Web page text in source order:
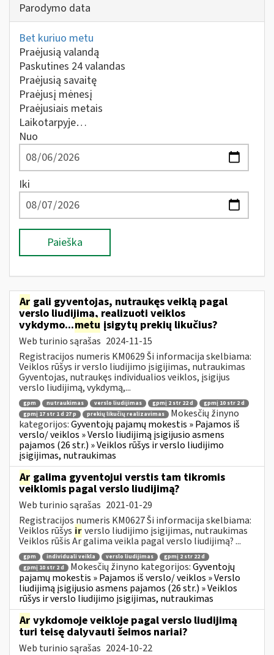
Parodymo data
Bet kuriuo metu
Praėjusią valandą
Paskutines 24 valandas
Praėjusią savaitę
Praėjusį mėnesį
Praėjusiais metais
Laikotarpyje…
Nuo
Iki
Paieška
Ar gali gyventojas, nutraukęs veiklą pagal
verslo liudijimą, realizuoti veiklos
vykdymo...metu įsigytų prekių likučius?
Web turinio sąrašas 2024-11-15
Registracijos numeris KM0629 Ši informacija skelbiama:
Veiklos rūšys ir verslo liudijimo įsigijimas, nutraukimas
Gyventojas, nutraukęs individualios veiklos, įsigijus
verslo liudijimą, vykdymą,...
gpm nutraukimas verslo liudijimas gpmį 2 str 22 d
gpmį 10 str 2 d
gpmį 17 str 1 d 27 p
prekių likučių realizavimas
Mokesčių žinyno
kategorijos:Gyventojų pajamų mokestis » Pajamos iš
verslo/ veiklos » Verslo liudijimą įsigijusio asmens
pajamos (26 str.) » Veiklos rūšys ir verslo liudijimo
įsigijimas, nutraukimas
Ar galima gyventojui verstis tam tikromis
veiklomis pagal verslo liudijimą?
Web turinio sąrašas 2021-01-29
Registracijos numeris KM0627 Ši informacija skelbiama:
Veiklos rūšys irverslo liudijimo įsigijimas, nutraukimas
Veiklos rūšis Ar galima veikla pagal verslo liudijimą? ...
gpm individuali veikla verslo liudijimas
gpmį 2 str 22 d
gpmį 10 str 2 d
Mokesčių žinyno kategorijos:Gyventojų
pajamų mokestis » Pajamos iš verslo/ veiklos » Verslo
liudijimą įsigijusio asmens pajamos (26 str.) » Veiklos
rūšys ir verslo liudijimo įsigijimas, nutraukimas
Ar vykdomoje veikloje pagal verslo liudijimą
turi teisę dalyvauti šeimos nariai?
Web turinio sąrašas 2024-10-22